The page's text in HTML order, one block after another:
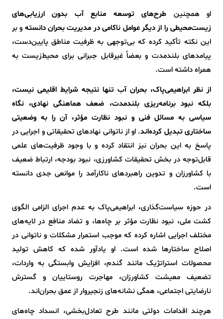
او همچنین طرح‌های توسعه منابع آب بدون ارزیابی‌های
زیست‌محیطی را از دیگر عوامل ناکامی در مدیریت بحران دانسته و بر
این نکته تأکید کرده که بی‌توجهی به ظرفیت مناطق پایین‌دست،
پیامدهای بلندمدت و بعضاً غیرقابل جبرانی برای محیط‌زیست به
همراه داشته است.
از نظر ابراهیمی‌پاک، بحران آب تنها نتیجه شرایط اقلیمی نیست،
بلکه نبود برنامه‌ریزی بلندمدت، ضعف هماهنگی نهادی، نگاه
سیاسی به مسائل فنی و نبود نظارت مؤثر، آن را به وضعیتی
ساختاری تبدیل کرده‌اند. او از ناتوانی نهادهای تحقیقاتی و اجرایی در
پاسخ به این بحران نیز انتقاد کرده و با وجود ظرفیت‌های علمی
قابل‌توجه در بخش تحقیقات کشاورزی، نبود بودجه، ارتباط ضعیف
با کشاورزان و تدوین راهبردهای ناکارآمد را موانعی جدی دانسته
است.
در حوزه سیاست‌گذاری، ابراهیمی‌پاک به عدم اجرای الزامی الگوی
کشت ملی، نبود نظارت مؤثر بر چاه‌ها، و تضاد منافع در لایه‌های
مختلف اجرایی اشاره کرده که موجب استمرار مشکلات و ناتوانی در
اصلاح ساختارها شده است. او یادآور شده که کاهش تولید
محصولات استراتژیک مانند گندم، افزایش وابستگی به واردات،
تضعیف معیشت کشاورزان، مهاجرت روستاییان و گسترش
نارضایتی اجتماعی، همگی نشانه‌های زنجیروار از عمق بحران‌اند.
هرچند اقدامات دولتی مانند طرح تعادل‌بخشی، انسداد چاه‌های